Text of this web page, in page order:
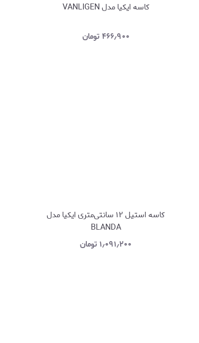
کاسه ایکیا مدل VANLIGEN
۴۶۶٫۹۰۰ تومان
کاسه استیل ۱۲ سانتی‌متری ایکیا مدل
BLANDA
۱٫۰۹۱٫۲۰۰ تومان